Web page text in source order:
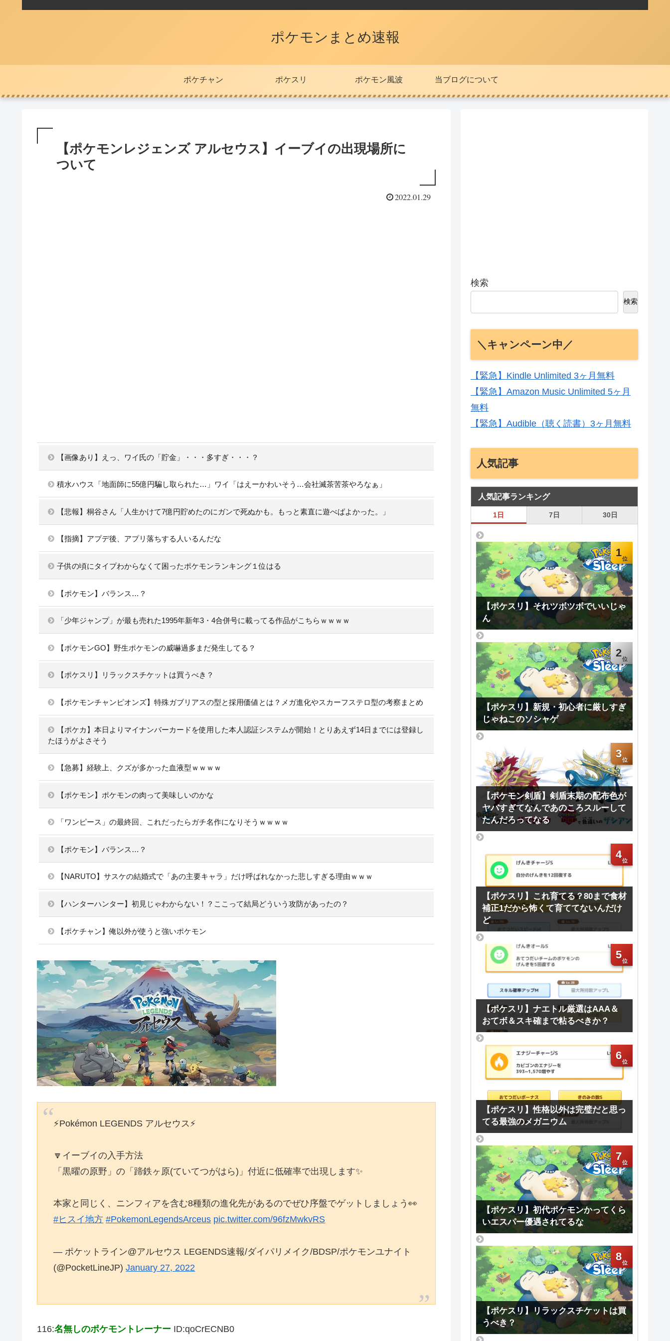
ポケモンまとめ速報
ポケチャン ポケスリ ポケモン風波 当ブログについて
【ポケモンレジェンズ アルセウス】イーブイの出現場所に
ついて
2022.01.29
【画像あり】えっ、ワイ氏の「貯金」・・・多すぎ・・・？
積水ハウス「地面師に55億円騙し取られた…」ワイ「はえーかわいそう…会社滅茶苦茶やろなぁ」
【悲報】桐谷さん「人生かけて7億円貯めたのにガンで死ぬかも。もっと素直に遊べばよかった。」
【指摘】アプデ後、アプリ落ちする人いるんだな
子供の頃にタイプわからなくて困ったポケモンランキング１位はる
【ポケモン】バランス…？
「少年ジャンプ」が最も売れた1995年新年3・4合併号に載ってる作品がこちらｗｗｗｗ
【ポケモンGO】野生ポケモンの威嚇過多まだ発生してる？
【ポケスリ】リラックスチケットは買うべき？
【ポケモンチャンピオンズ】特殊ガブリアスの型と採用価値とは？メガ進化やスカーフステロ型の考察まとめ
【ポケカ】本日よりマイナンバーカードを使用した本人認証システムが開始！とりあえず14日までには登録し
たほうがよさそう
【急募】経験上、クズが多かった血液型ｗｗｗｗ
【ポケモン】ポケモンの肉って美味しいのかな
「ワンピース」の最終回、これだったらガチ名作になりそうｗｗｗｗ
【ポケモン】バランス…？
【NARUTO】サスケの結婚式で「あの主要キャラ」だけ呼ばれなかった悲しすぎる理由ｗｗｗ
【ハンターハンター】初見じゃわからない！？ここって結局どういう攻防があったの？
【ポケチャン】俺以外が使うと強いポケモン
⚡Pokémon LEGENDS アルセウス⚡
🔽イーブイの入手方法
「黒曜の原野」の「蹄鉄ヶ原(ていてつがはら)」付近に低確率で出現します✨
本家と同じく、ニンフィアを含む8種類の進化先があるのでぜひ序盤でゲットしましょう👀
#ヒスイ地方 #PokemonLegendsArceus pic.twitter.com/96fzMwkvRS
— ポケットライン@アルセウス LEGENDS速報/ダイパリメイク/BDSP/ポケモンユナイト
(@PocketLineJP)January 27, 2022
116:名無しのポケモントレーナー ID:qoCrECNB0
検索
検索
＼キャンペーン中／
【緊急】Kindle Unlimited 3ヶ月無料
【緊急】Amazon Music Unlimited 5ヶ月
無料
【緊急】Audible（聴く読書）3ヶ月無料
人気記事
人気記事ランキング
1日 7日 30日
1
【ポケスリ】それツボツボでいいじゃ
ん
2
【ポケスリ】新規・初心者に厳しすぎ
じゃねこのソシャゲ
3
【ポケモン剣盾】剣盾末期の配布色が
ヤバすぎてなんであのころスルーして
たんだろってなる
4
【ポケスリ】これ育てる？80まで食材
補正1だから怖くて育ててないんだけ
ど
5
【ポケスリ】ナエトル厳選はAAA＆
おてボ＆スキ確まで粘るべきか？
6
【ポケスリ】性格以外は完璧だと思っ
てる最強のメガニウム
7
【ポケスリ】初代ポケモンかってくら
いエスパー優遇されてるな
8
【ポケスリ】リラックスチケットは買
うべき？